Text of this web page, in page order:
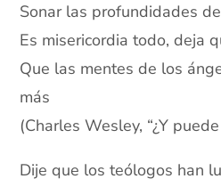
Sonar las profundidades
Es misericordia todo, deja
Que las mentes de los
más
(Charles Wesley, “¿Y puede
Dije que los teólogos han